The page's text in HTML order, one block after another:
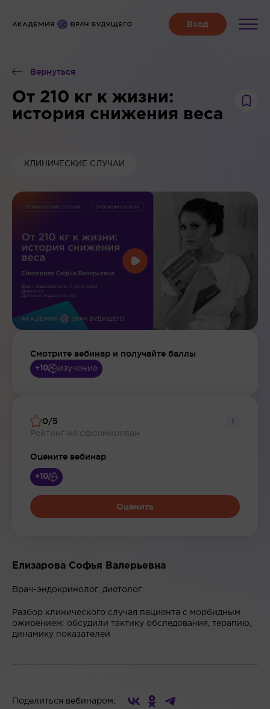
Вернуться
От 210 кг к жизни:
история снижения веса
КЛИНИЧЕСКИЕ СЛУЧАИ
Смотрите вебинар и получайте баллы
+10 изучение
0/5
Рейтинг не сформирован
i
Оцените вебинар
+10
Оценить
Елизарова Софья Валерьевна
Врач-эндокринолог, диетолог
Разбор клинического случая пациента с морбидным
ожирением: обсудили тактику обследования, терапию,
динамику показателей
Поделиться вебинаром: